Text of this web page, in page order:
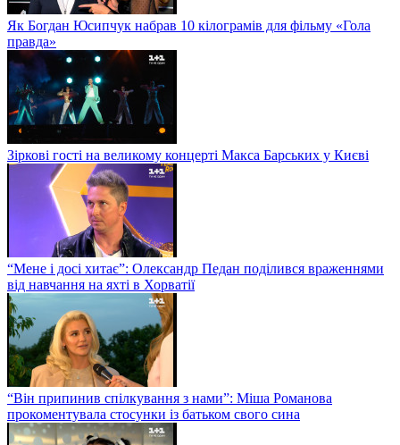
Як Богдан Юсипчук набрав 10 кілограмів для фільму «Гола
правда»
Зіркові гості на великому концерті Макса Барських у Києві
“Мене і досі хитає”: Олександр Педан поділився враженнями
від навчання на яхті в Хорватії
“Він припинив спілкування з нами”: Міша Романова
прокоментувала стосунки із батьком свого сина